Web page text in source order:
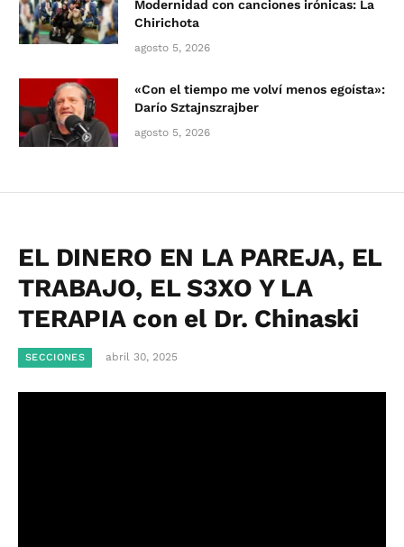
Modernidad con canciones irónicas: La
Chirichota
agosto 5, 2026
«Con el tiempo me volví menos egoísta»:
Darío Sztajnszrajber
agosto 5, 2026
EL DINERO EN LA PAREJA, EL
TRABAJO, EL S3XO Y LA
TERAPIA con el Dr. Chinaski
SECCIONES abril 30, 2025